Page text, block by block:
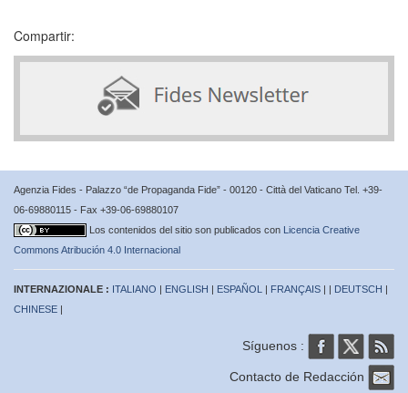
Compartir:
Agenzia Fides - Palazzo “de Propaganda Fide” - 00120 - Città del Vaticano Tel. +39-
06-69880115 - Fax +39-06-69880107
Los contenidos del sitio son publicados con Licencia Creative
Commons Atribución 4.0 Internacional
INTERNAZIONALE : ITALIANO | ENGLISH | ESPAÑOL | FRANÇAIS | | DEUTSCH |
CHINESE |
Síguenos :
Contacto de Redacción